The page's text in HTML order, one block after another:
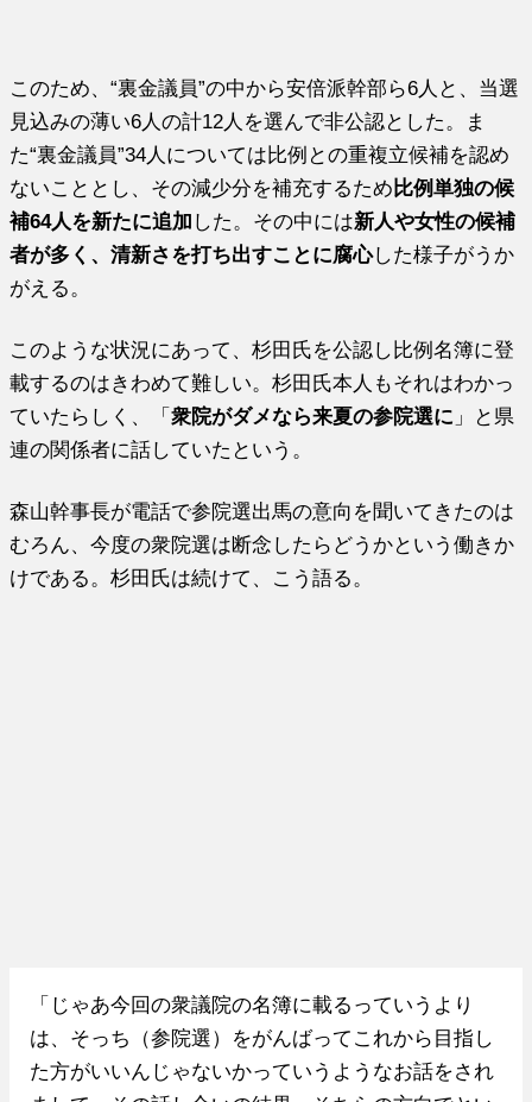
このため、“裏金議員”の中から安倍派幹部ら6人と、当選
見込みの薄い6人の計12人を選んで非公認とした。ま
た“裏金議員”34人については比例との重複立候補を認め
ないこととし、その減少分を補充するため 比例単独の候
補64人を新たに追加 した。その中には新人や女性の候補
者が多く、清新さを打ち出すことに腐心した様子がうか
がえる。
このような状況にあって、杉田氏を公認し比例名簿に登
載するのはきわめて難しい。杉田氏本人もそれはわかっ
ていたらしく、「衆院がダメなら来夏の参院選に 」と県
連の関係者に話していたという。
森山幹事長が電話で参院選出馬の意向を聞いてきたのは
むろん、今度の衆院選は断念したらどうかという働きか
けである。杉田氏は続けて、こう語る。
「じゃあ今回の衆議院の名簿に載るっていうより
は、そっち（参院選）をがんばってこれから目指し
た方がいいんじゃないかっていうようなお話をされ